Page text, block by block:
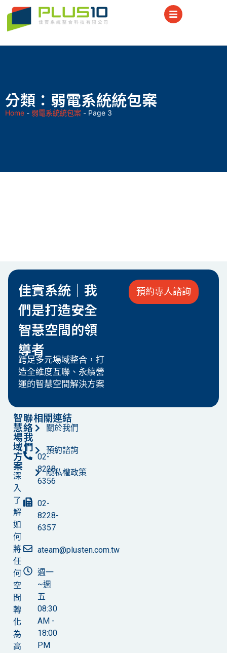
分類：弱電系統統包案
Home - 弱電系統統包案 - Page 3
佳實系統｜我
們是打造安全
智慧空間的領
導者
跨足多元場域整合，打
造全維度互聯、永續營
運的智慧空間解決方案
預約專人諮詢
智
慧
場
域
方
案
深
入
了
解
如
何
將
任
何
空
間
轉
化
為
高
聯
絡
我
們
02-
8228-
6356
02-
8228-
6357
ateam@plusten.com.tw
週一
~週
五
08:30
AM -
18:00
PM
相關連結
關於我們
預約諮詢
隱私權政策